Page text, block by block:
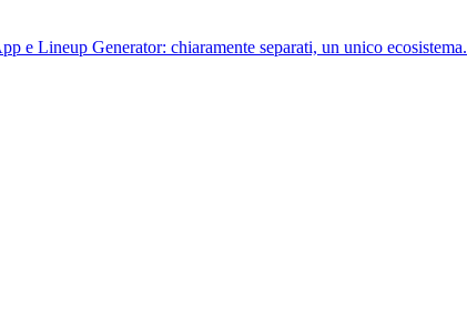
Lineup Generator: chiaramente separati, un unico ecosistema.